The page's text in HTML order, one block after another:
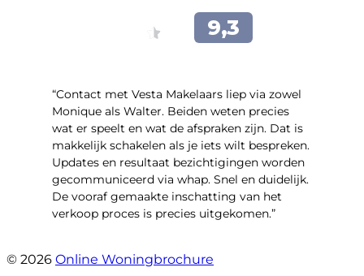
“Contact met Vesta Makelaars liep via zowel
Monique als Walter. Beiden weten precies
wat er speelt en wat de afspraken zijn. Dat is
makkelijk schakelen als je iets wilt bespreken.
Updates en resultaat bezichtigingen worden
gecommuniceerd via whap. Snel en duidelijk.
De vooraf gemaakte inschatting van het
verkoop proces is precies uitgekomen.”
© 2026 Online Woningbrochure